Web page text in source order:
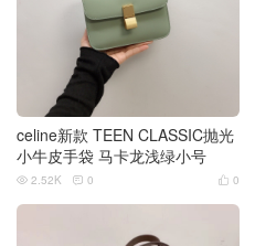
celine新款 TEEN CLASSIC抛光
小牛皮手袋 马卡龙浅绿小号
 0
 2.52K  0